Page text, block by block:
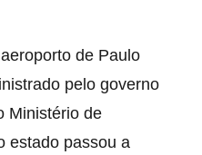
de Paulo
pelo governo
Ministério de
estado passou a